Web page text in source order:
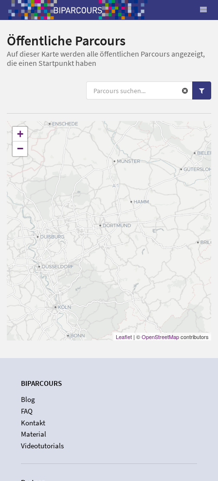
Öffentliche Parcours
Auf dieser Karte werden alle öffentlichen Parcours angezeigt,
die einen Startpunkt haben
+
−
Leaflet | ©OpenStreetMapcontributors
BIPARCOURS
Blog
FAQ
Kontakt
Material
Videotutorials